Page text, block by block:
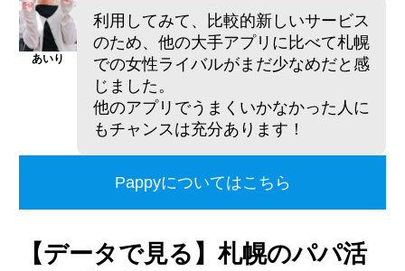
あいり
利用してみて、比較的新しいサービス
のため、他の大手アプリに比べて札幌
での女性ライバルがまだ少なめだと感
じました。
他のアプリでうまくいかなかった人に
もチャンスは充分あります！
Pappyについてはこちら
【データで見る】札幌のパパ活